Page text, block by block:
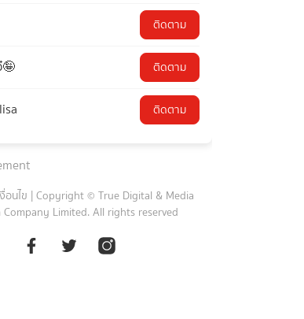
ติดตาม
🤪 ติดตาม
ติดตาม
อนไข | Copyright © True Digital & Media
Limited. All rights reserved